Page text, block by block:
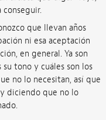
conseguir.
que llevan años
ni esa aceptación
en general. Ya son
tono y cuáles son los
no lo necesitan, así que
diciendo que no lo